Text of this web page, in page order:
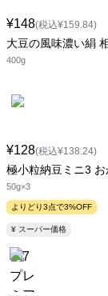
¥148(税込¥159.84)
大豆の風味濃い絹
400g
¥128(税込¥138.24)
極小粒納豆ミニ3 お
50g×3
よりどり3点で3%OFF
¥ スーパー価格